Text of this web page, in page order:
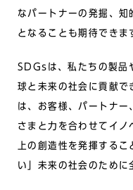
なパートナーの発掘、知
となることも期待できま
SDGsは、私たちの製品
球と未来の社会に貢献で
は、お客様、パートナー
さまと力を合わせてイノ
上の創造性を発揮する
い」未来の社会のために